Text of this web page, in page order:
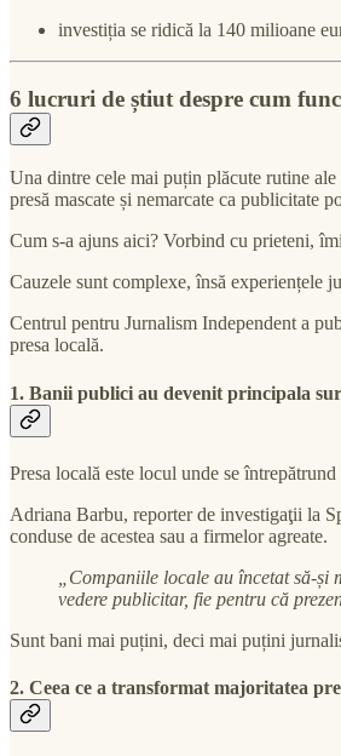
investiția se ridică la 140 milioane
6 lucruri de știut despre cum
Una dintre cele mai puțin plăcute rutine
presă mascate și nemarcate ca publicitate
Cum s-a ajuns aici? Vorbind cu prieteni,
Cauzele sunt complexe, însă experiențele
Centrul pentru Jurnalism Independent a
presa locală.
1. Banii publici au devenit principala
Presa locală este locul unde se
Adriana Barbu, reporter de investigaţii la
conduse de acestea sau a firmelor agreate.
„Companiile locale au încetat să-
vedere publicitar, fie pentru că
Sunt bani mai puțini, deci mai puțini
2. Ceea ce a transformat majoritatea